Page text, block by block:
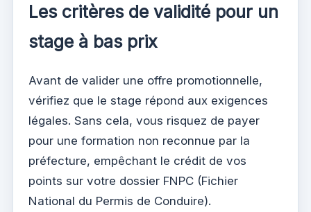
Les critères de validité pour un
stage à bas prix
Avant de valider une offre promotionnelle,
vérifiez que le stage répond aux exigences
légales. Sans cela, vous risquez de payer
pour une formation non reconnue par la
préfecture, empêchant le crédit de vos
points sur votre dossier FNPC (Fichier
National du Permis de Conduire).